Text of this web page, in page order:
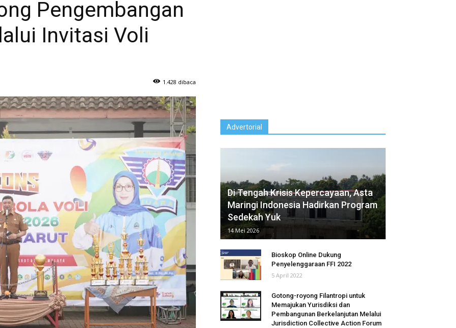
Pengembangan
Invitasi Voli
1.428 dibaca
Advertorial
Di Tengah Krisis Kepercayaan, Asta
Maringi Indonesia⁠ Hadirkan Program
Sedekah Yuk
14 Mei 2026
Bioskop Online Dukung
Penyelenggaraan FFI 2022
5 April 2022
Gotong-royong Filantropi untuk
Memajukan Yurisdiksi dan
Pembangunan Berkelanjutan Melalui
Jurisdiction Collective Action Forum